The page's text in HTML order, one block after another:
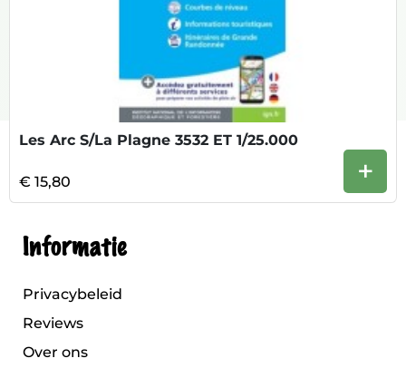
Les Arc S/La Plagne 3532 ET 1/25.000
€ 15,80 +
Informatie
Privacybeleid
Reviews
Over ons